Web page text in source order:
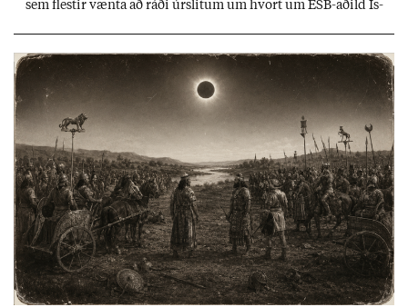
sem flest­ir vænta að ráði úr­slit­um um hvort um ESB-að­ild Ís­
kerfi, en sveigj­an­leiki til lausna er um­tals­verð­ur.